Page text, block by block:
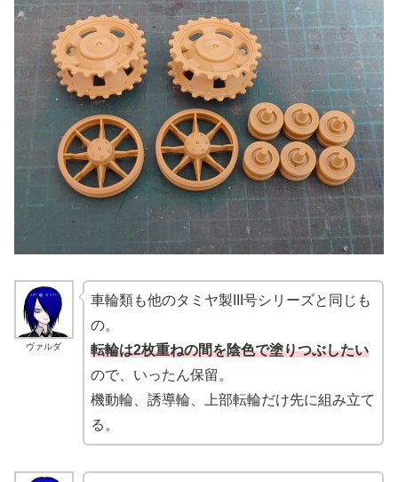
ヴァルダ
車輪類も他のタミヤ製III号シリーズと同じも
の。
転輪は2枚重ねの間を陰色で塗りつぶしたい
ので、いったん保留。
機動輪、誘導輪、上部転輪だけ先に組み立て
る。